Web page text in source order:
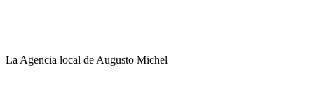
La Agencia local de Augusto Michel